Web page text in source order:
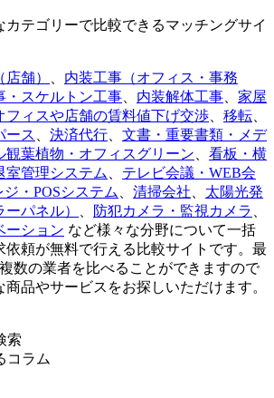
カテゴリーで比較できるマッチングサイ
舗）
内装工事（オフィス・事務
・スケルトン工事 内装解体工事
家屋
フィスや店舗の賃料値下げ交渉 移転
ース 決済代行
文書・重要書類・メデ
観葉植物・オフィスグリーン
看板・横
室管理システム
テレビ会議・WEB会
ジ・POSシステム 清掃会社
太陽光発
パネル）
防犯カメラ・監視カメラ
ーション など様々な分野について一括
依頼が無料で行える比較サイトです。最
数の業者を比べることができますので
品やサービスをお探しいただけます。
索
コラム